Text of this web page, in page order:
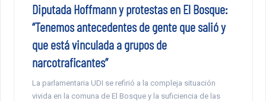
Diputada Hoffmann y protestas en El Bosque:
“Tenemos antecedentes de gente que salió y
que está vinculada a grupos de
narcotraficantes”
La parlamentaria UDI se refirió a la compleja situación
vivida en la comuna de El Bosque y la suficiencia de las